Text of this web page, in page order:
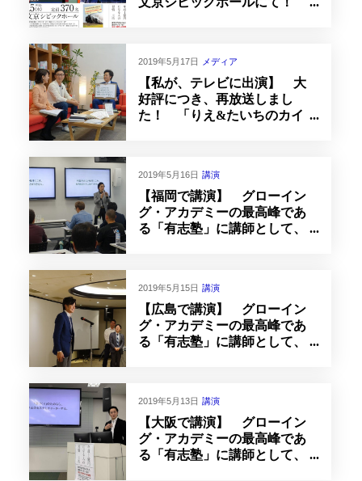
2019年5月17日 メディア
【私が、テレビに出演】 大
好評につき、再放送しまし
た！ 「りえ&たいちのカイ
2019年5月16日 講演
【福岡で講演】 グローイン
グ・アカデミーの最高峰であ
る「有志塾」に講師として、
2019年5月15日 講演
【広島で講演】 グローイン
グ・アカデミーの最高峰であ
る「有志塾」に講師として、
2019年5月13日 講演
【大阪で講演】 グローイン
グ・アカデミーの最高峰であ
る「有志塾」に講師として、